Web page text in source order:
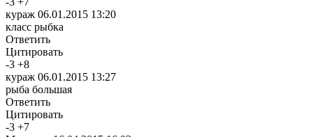
кураж 06.01.2015 13:20
класс рыбка
Ответить
Цитировать
-3 +8
кураж 06.01.2015 13:27
рыба большая
Ответить
Цитировать
-3 +7